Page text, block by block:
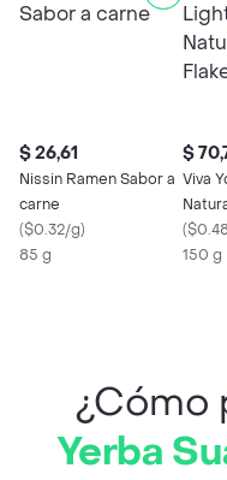
$ 26,61
Nissin Ramen Sabor a
carne
($0.32/g)
85 g
$
Viva
Flakes
(
150 g
¿Cómo
Yerba